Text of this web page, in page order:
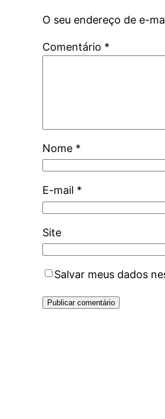
O seu endereço de e-
Comentário *
Nome *
E-mail *
Site
Salvar meus dados